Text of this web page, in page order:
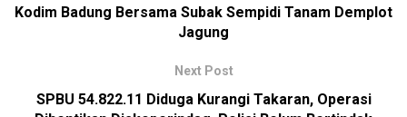
Kodim Badung Bersama Subak Sempidi Tanam Demplot
Jagung
Next Post
SPBU 54.822.11 Diduga Kurangi Takaran, Operasi